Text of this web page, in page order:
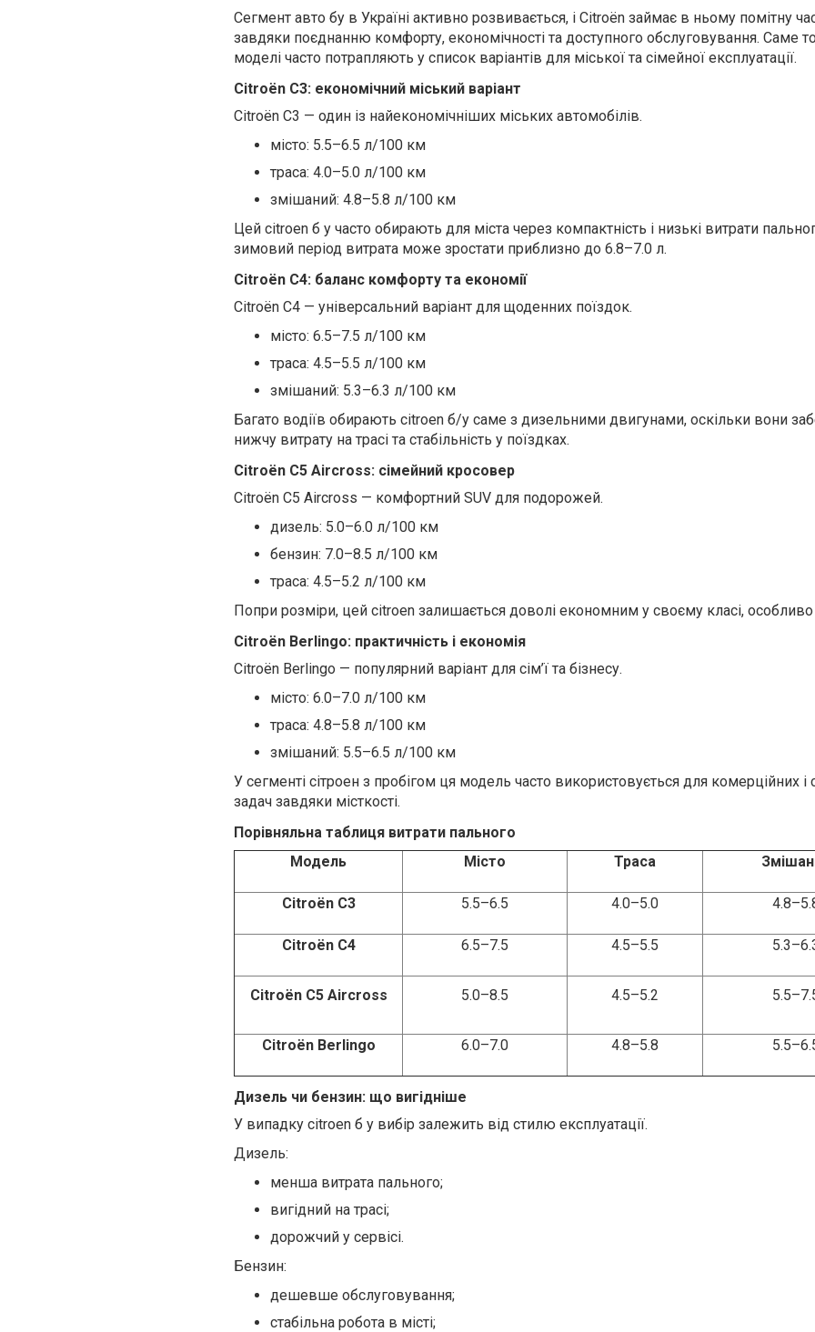
Сегмент авто бу в Україні активно розвивається, і Citroën займає в ньому помітну
завдяки поєднанню комфорту, економічності та доступного обслуговування. Саме
моделі часто потрапляють у список варіантів для міської та сімейної експлуатації.
Citroën C3: економічний міський варіант
Citroën C3 — один із найекономічніших міських автомобілів.
місто: 5.5–6.5 л/100 км
траса: 4.0–5.0 л/100 км
змішаний: 4.8–5.8 л/100 км
Цей citroen б у часто обирають для міста через компактність і низькі витрати
зимовий період витрата може зростати приблизно до 6.8–7.0 л.
Citroën C4: баланс комфорту та економії
Citroën C4 — універсальний варіант для щоденних поїздок.
місто: 6.5–7.5 л/100 км
траса: 4.5–5.5 л/100 км
змішаний: 5.3–6.3 л/100 км
Багато водіїв обирають citroen б/у саме з дизельними двигунами, оскільки вони
нижчу витрату на трасі та стабільність у поїздках.
Citroën C5 Aircross: сімейний кросовер
Citroën C5 Aircross — комфортний SUV для подорожей.
дизель: 5.0–6.0 л/100 км
бензин: 7.0–8.5 л/100 км
траса: 4.5–5.2 л/100 км
Попри розміри, цей citroen залишається доволі економним у своєму класі, особливо
Citroën Berlingo: практичність і економія
Citroën Berlingo — популярний варіант для сім’ї та бізнесу.
місто: 6.0–7.0 л/100 км
траса: 4.8–5.8 л/100 км
змішаний: 5.5–6.5 л/100 км
У сегменті сітроен з пробігом ця модель часто використовується для комерційних і
задач завдяки місткості.
Порівняльна таблиця витрати пального
Модель
Місто Траса
Citroën C3 5.5–6.5 4.0–5.0
Citroën C4 6.5–7.5 4.5–5.5
Citroën C5 Aircross 5.0–8.5 4.5–5.2
Citroën Berlingo 6.0–7.0 4.8–5.8
Дизель чи бензин: що вигідніше
У випадку citroen б у вибір залежить від стилю експлуатації.
Дизель:
менша витрата пального;
вигідний на трасі;
дорожчий у сервісі.
Бензин:
дешевше обслуговування;
стабільна робота в місті;